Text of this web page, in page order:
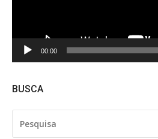
00:00
BUSCA
POR: